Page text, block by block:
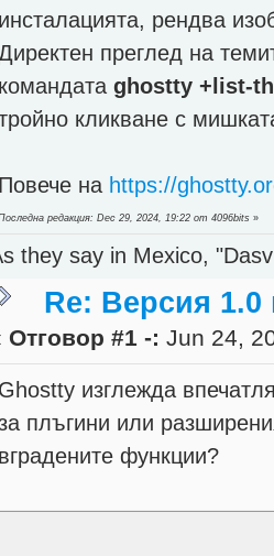
инсталацията, рендва
преглед на
командатаghostty +list-
кликване с
Повече на https://
редакция: Dec 29, 2024, 19:22 от 4096bits »
they say in Mexico,
Re: Версия
Отговор #1 -: Jun 24,
Ghostty изглежда
плъгини или
вградените функции?